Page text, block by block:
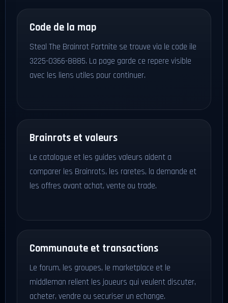
Code de la map
Steal The Brainrot Fortnite se trouve via le code ile
3225-0366-8885. La page garde ce repere visible
avec les liens utiles pour continuer.
Brainrots et valeurs
Le catalogue et les guides valeurs aident a
comparer les Brainrots, les raretes, la demande et
les offres avant achat, vente ou trade.
Communaute et transactions
Le forum, les groupes, le marketplace et le
middleman relient les joueurs qui veulent discuter,
acheter, vendre ou securiser un echange.